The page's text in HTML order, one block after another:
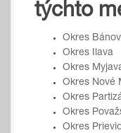
týchto
Okres
Okres Ilava
Okres
Okres Nové
Okres
Okres
Okres